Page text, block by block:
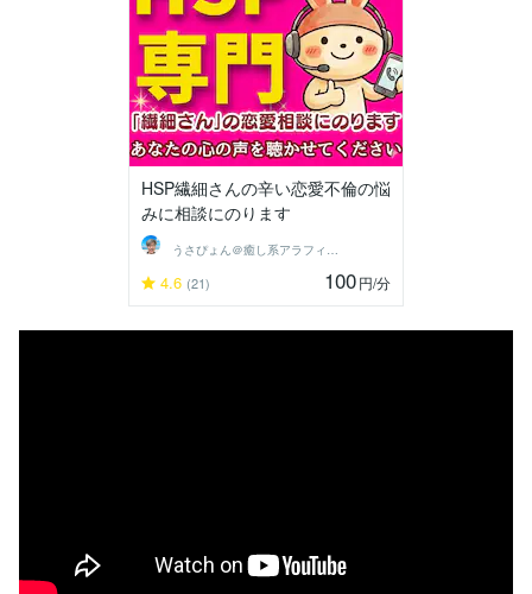
HSP繊細さんの辛い恋愛不倫の悩
みに相談にのります
4.6 (21) 100円/分